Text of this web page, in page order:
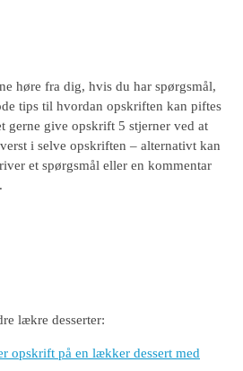
høre fra dig, hvis du har spørgsmål,
tips til hvordan opskriften kan piftes
gerne give opskrift 5 stjerner ved at
i selve opskriften – alternativt kan
et spørgsmål eller en kommentar
lækre desserter:
opskrift på en lækker dessert med